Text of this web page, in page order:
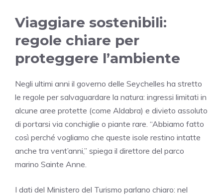
Viaggiare sostenibili:
regole chiare per
proteggere l’ambiente
Negli ultimi anni il governo delle Seychelles ha stretto
le regole per salvaguardare la natura: ingressi limitati in
alcune aree protette (come Aldabra) e divieto assoluto
di portarsi via conchiglie o piante rare. “Abbiamo fatto
così perché vogliamo che queste isole restino intatte
anche tra vent’anni,” spiega il direttore del parco
marino Sainte Anne.
I dati del Ministero del Turismo parlano chiaro: nel